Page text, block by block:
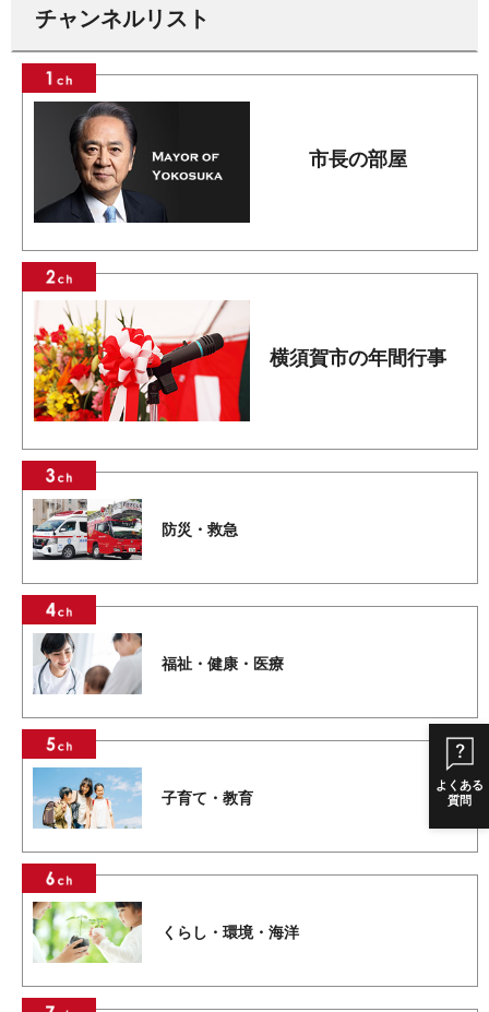
よくある
質問
チャンネルリスト
市長の部屋
横須賀市の年間行事
防災・救急
福祉・健康・医療
子育て・教育
くらし・環境・海洋